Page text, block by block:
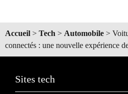
Accueil > Tech > Automobile >
connectés : une nouvelle expérience
Sites tech